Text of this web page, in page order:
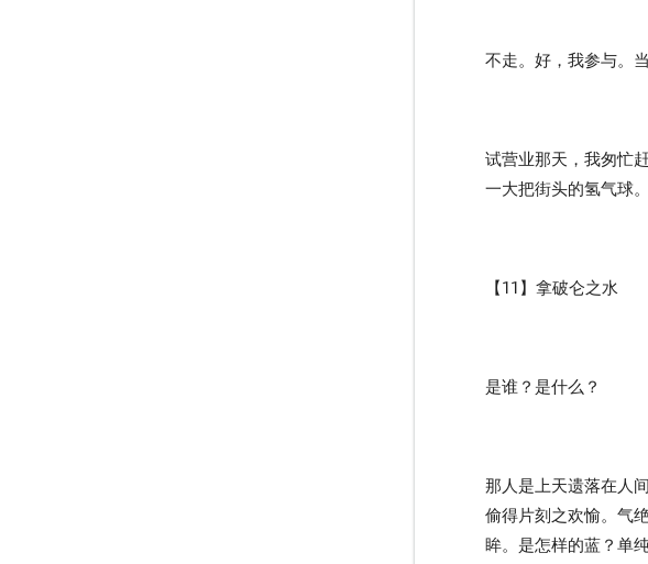
不走。好，我参与。
试营业那天，我匆忙
一大把街头的氢气球。
【11】拿破仑之水
是谁？是什么？
那人是上天遗落在人
偷得片刻之欢愉。气
眸。是怎样的蓝？单